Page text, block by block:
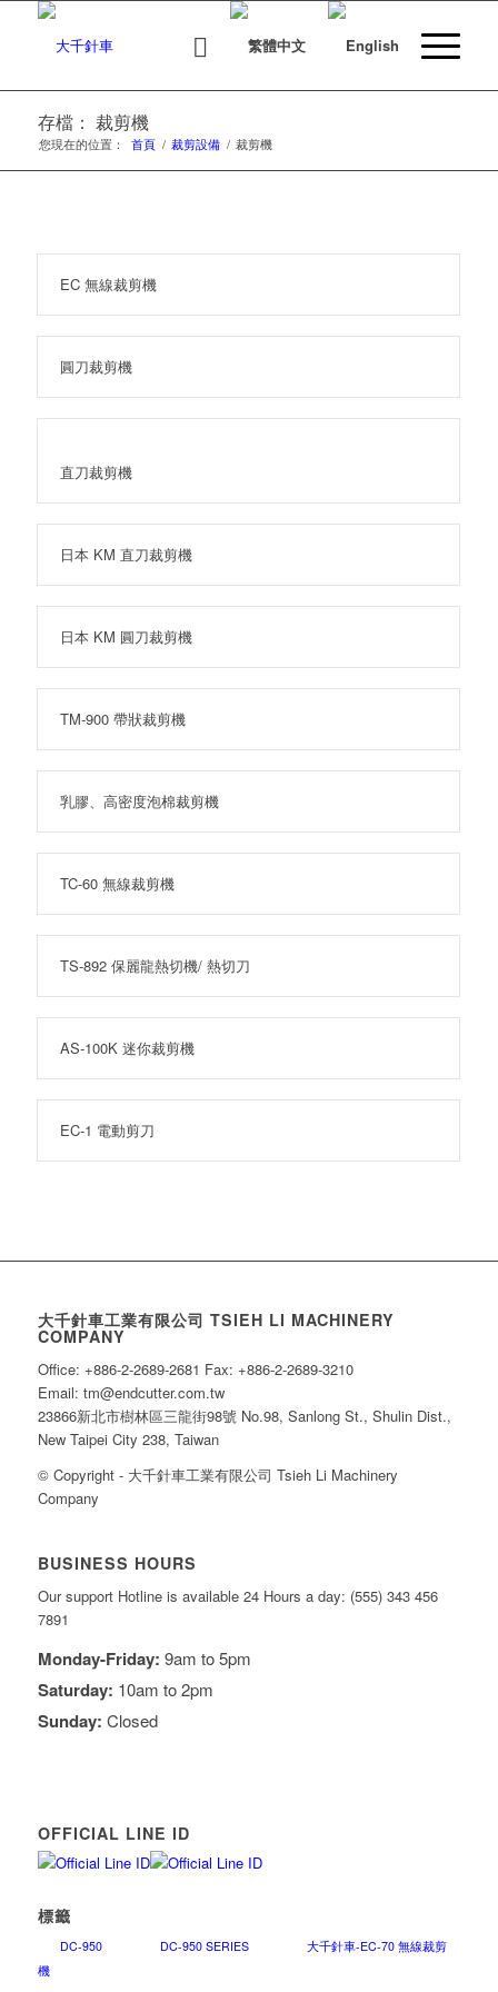
存檔： 裁剪機
您現在的位置： 首頁 / 裁剪設備 / 裁剪機
EC 無線裁剪機
圓刀裁剪機
直刀裁剪機
日本 KM 直刀裁剪機
日本 KM 圓刀裁剪機
TM-900 帶狀裁剪機
乳膠、高密度泡棉裁剪機
TC-60 無線裁剪機
TS-892 保麗龍熱切機/ 熱切刀
AS-100K 迷你裁剪機
EC-1 電動剪刀
大千針車工業有限公司 TSIEH LI MACHINERY
COMPANY
Office: +886-2-2689-2681 Fax: +886-2-2689-3210
Email: tm@endcutter.com.tw
23866新北市樹林區三龍街98號 No.98, Sanlong St., Shulin Dist.,
New Taipei City 238, Taiwan
© Copyright - 大千針車工業有限公司 Tsieh Li Machinery
Company
BUSINESS HOURS
Our support Hotline is available 24 Hours a day: (555) 343 456
7891
Monday-Friday: 9am to 5pm
Saturday: 10am to 2pm
Sunday: Closed
OFFICIAL LINE ID
標籤
DC-950 DC-950 SERIES
大千針車-EC-70 無線裁剪
機